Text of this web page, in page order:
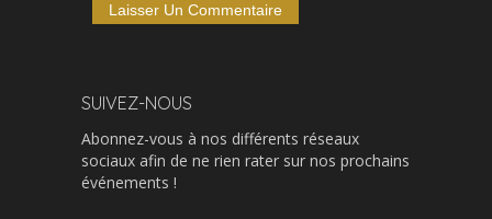
SUIVEZ-NOUS
Abonnez-vous à nos différents réseaux
sociaux afin de ne rien rater sur nos prochains
événements !